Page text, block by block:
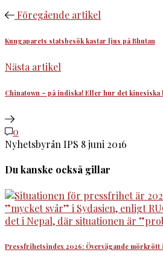
Föregående artikel
Kungaparets statsbesök kastar ljus på Bhutan
Nästa artikel
Chinatown – på indiska! Eller hur det kinesiska
0
Nyhetsbyrån IPS 8 juni 2016
Du kanske också gillar
Pressfrihetsindex 2026: Övervägande mörkrött